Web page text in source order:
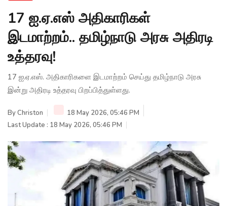
17 ஐ.ஏ.எஸ் அதிகாரிகள்
இடமாற்றம்.. தமிழ்நாடு அரசு அதிரடி
உத்தரவு!
17 ஐ.ஏ.எஸ். அதிகாரிகளை இடமாற்றம் செய்து தமிழ்நாடு அரசு
இன்று அதிரடி உத்தரவு பிறப்பித்துள்ளது.
ByChriston
18 May 2026, 05:46 PM
Last Update : 18 May 2026, 05:46 PM